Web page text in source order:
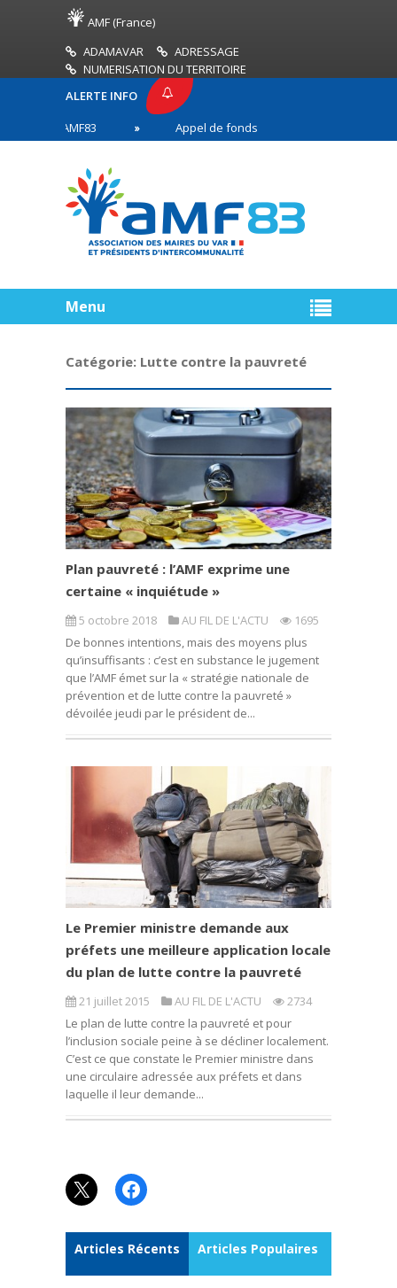
AMF (France)
ADAMAVAR
ADRESSAGE
NUMERISATION DU TERRITOIRE
ALERTE INFO
AMF83
Appel de fonds incendies de forêt
en première ligne
Menu
Catégorie: Lutte contre la pauvreté
Plan pauvreté : l’AMF exprime une
certaine « inquiétude »
5 octobre 2018 AU FIL DE L'ACTU
1695
De bonnes intentions, mais des moyens plus
qu’insuffisants : c’est en substance le jugement
que l’AMF émet sur la « stratégie nationale de
prévention et de lutte contre la pauvreté »
dévoilée jeudi par le président de...
Le Premier ministre demande aux
préfets une meilleure application locale
du plan de lutte contre la pauvreté
21 juillet 2015 AU FIL DE L'ACTU
2734
Le plan de lutte contre la pauvreté et pour
l’inclusion sociale peine à se décliner localement.
C’est ce que constate le Premier ministre dans
une circulaire adressée aux préfets et dans
laquelle il leur demande...
X Facebook
Articles Récents Articles Populaires